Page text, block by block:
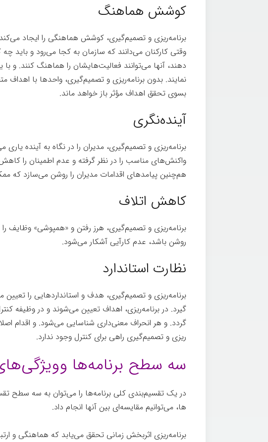
کوشش هماهنگ
برنامه­‌ریزی و تصمیم‌گیری، کوشش هماهنگی را ایجاد
وقتی کارکنان می­‌دانند که سازمان به کجا می­‌رود و باید
دهند، آنها می­‌توانند فعالیت­‌هایشان را هماهنگ کنند. و
نمایند. بدون برنامه­‌ریزی و تصمیم‌گیری، واحدها با اهداف
بسوی تحقق اهداف مؤثر باز خواهد ماند.
آینده‌نگری
برنامه­‌ریزی و تصمیم‌گیری، مدیران را در نگاه به آینده
واکنش‌های مناسب را در نظر گرفته و عدم اطمینان را
هم‌چنین پیامدهای اقدامات مدیران را روشن می‌­سازد که
کاهش اتلاف
برنامه­‌ریزی و تصمیم‌گیری، هرز رفتن و «همپوشی» وظایف
روشن باشد، عدم کارآیی آشکار می‌شود.
نظارت استاندارد
برنامه‌­ریزی و تصمیم‌گیری، هدف و استانداردهایی را تعیین
گیرد. در برنامه­‌ریزی، اهداف تعیین می‌شوند و در وظیفه
گردد. و هر انحراف معنی­‌داری شناسایی می­‌شود. و اقدام
ریزی و تصمیم‌گیری راهی برای کنترل وجود ندارد.
سه سطح برنامه‌ها
در یک تقسیم­‌بندی کلی برنامه­‌ها را می‌­توان به سه سطح
ها، می‌توانیم مقایسه­‌ای بین آنها انجام داد.
برنامه­‌ریزی اثربخش زمانی تحقق می­‌یابد که هماهنگی و